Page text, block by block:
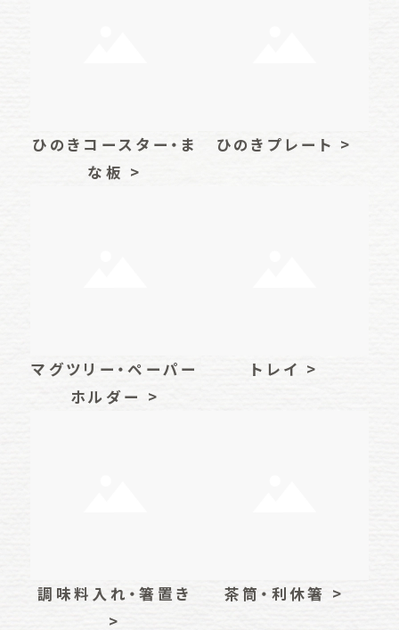
ひのきコースター・ま
な板 >
ひのきプレート >
マグツリー・ペーパー
ホルダー >
トレイ >
調味料入れ・箸置き
>
茶筒・利休箸 >